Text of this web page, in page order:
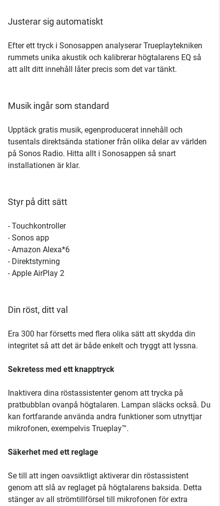
Justerar sig automatiskt
Efter ett tryck i Sonosappen analyserar Trueplaytekniken
rummets unika akustik och kalibrerar högtalarens EQ så
att allt ditt innehåll låter precis som det var tänkt.
Musik ingår som standard
Upptäck gratis musik, egenproducerat innehåll och
tusentals direktsända stationer från olika delar av världen
på Sonos Radio. Hitta allt i Sonosappen så snart
installationen är klar.
Styr på ditt sätt
- Touchkontroller
- Sonos app
- Amazon Alexa*6
- Direktstyrning
- Apple AirPlay 2
Din röst, ditt val
Era 300 har försetts med flera olika sätt att skydda din
integritet så att det är både enkelt och tryggt att lyssna.
Sekretess med ett knapptryck
Inaktivera dina röstassistenter genom att trycka på
pratbubblan ovanpå högtalaren. Lampan släcks också. Du
kan fortfarande använda andra funktioner som utnyttjar
mikrofonen, exempelvis Trueplay™.
Säkerhet med ett reglage
Se till att ingen oavsiktligt aktiverar din röstassistent
genom att slå av reglaget på högtalarens baksida. Detta
stänger av all strömtillförsel till mikrofonen för extra